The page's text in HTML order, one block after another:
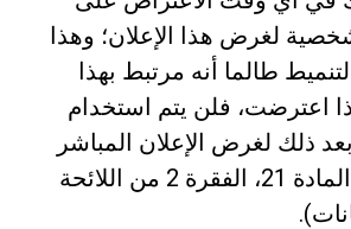
لغرض هذا الإعلان؛ وهذا
طالما أنه مرتبط بهذا
اعترضت، فلن يتم استخدام
ذلك لغرض الإعلان المباشر
(اعتراض بموجب المادة 21، الفقرة 2 من اللائحة